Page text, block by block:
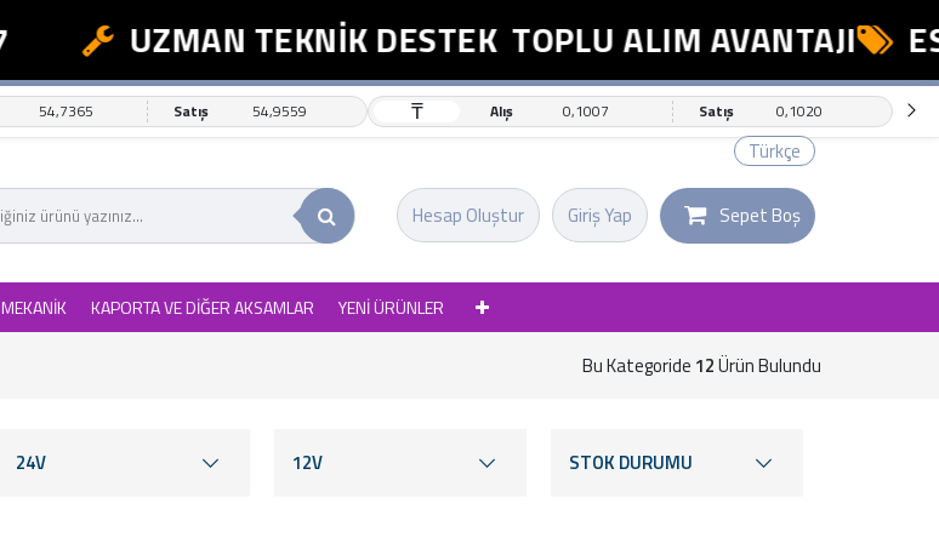
UZMAN TEKNİK DESTEK TOPLU ALIM AVANTAJI
54,7365 Satış 54,9559 ₸ Alış 0,1007 Satış 0,1020
Türkçe
Giriş Yap
Hesap Oluştur Sepet Boş
MEKANİK KAPORTA VE DİĞER AKSAMLAR YENİ ÜRÜNLER
Bu Kategoride 12Ürün Bulundu
24V 12V STOK DURUMU